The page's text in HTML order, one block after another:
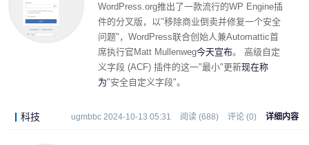
WordPress.org推出了一款流行的WP Engine插
件的分叉版，以"移除商业倒卖并修复一个安全
问题"，WordPress联合创始人兼Automattic首
席执行官Matt Mullenweg今天宣布。 高级自定
义字段 (ACF) 插件的这一"最小"更新现在称
为"安全自定义字段"。
科技 ugmbbc 2024-10-13 05:31 阅读 (688) 评论 (0) 详细内容